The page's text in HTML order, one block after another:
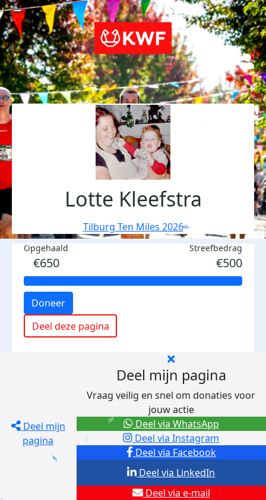
Lotte Kleefstra
Tilburg Ten Miles 2026
Opgehaald
€650
Streefbedrag
€500
Doneer
Deel deze pagina
Deel mijn
pagina
Deel mijn pagina
Vraag veilig en snel om donaties voor
jouw actie
Deel via Facebook
Deel via Instagram
Deel via e-mail
Deel via LinkedIn
Deel via WhatsApp